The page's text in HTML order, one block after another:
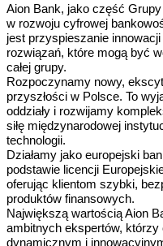
Aion Bank, jako część
w rozwoju cyfrowej
jest przyspieszanie
rozwiązań, które mogą być
całej grupy.
Rozpoczynamy nowy,
przyszłości w Polsce. To
oddziały i rozwijamy
siłę międzynarodowej
technologii.
Działamy jako europejski
podstawie licencji
oferując klientom szybki,
produktów finansowych.
Największą wartością Aion
ambitnych ekspertów, którzy
dynamicznym i